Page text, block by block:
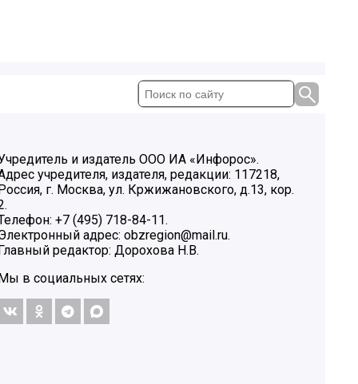
и издатель ООО ИА «Инфорос».
учредителя, издателя, редакции: 117218,
г. Москва, ул. Кржижановского, д.13, кор.
+7 (495) 718-84-11.
адрес: obzregion@mail.ru.
редактор: Дорохова Н.В.
в социальных сетях: